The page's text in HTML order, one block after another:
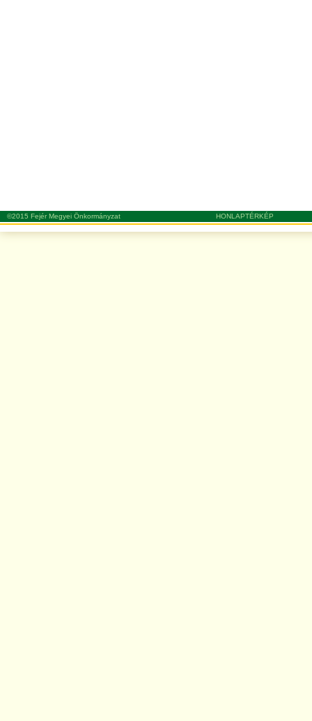
©2015 Fejér Megyei Önkormányzat HONLAPTÉRKÉP